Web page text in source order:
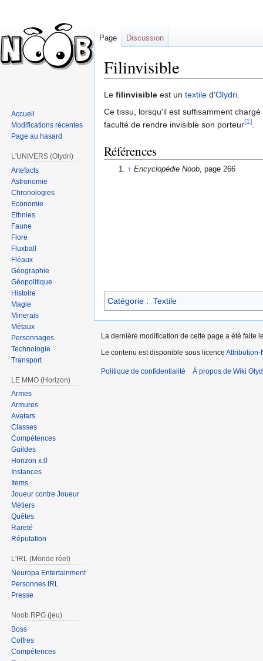
Filinvisible
Sauter
à
la
Sauter
à
la
Le filinvisible est un textile d'Olydri.
Ce tissu, lorsqu'il est suffisamment
faculté de rendre invisible son porteur[1].
Références
↑ Encyclopédie Noob , page 266
Catégorie : Textile
Page Discussion
Accueil
Modifications récentes
Page au hasard
L'UNIVERS (Olydri)
Artefacts
Astronomie
Chronologies
Economie
Ethnies
Faune
Flore
Fluxball
Fléaux
Géographie
Géopolitique
Histoire
Magie
Minerais
Métaux
Personnages
Technologie
Transport
LE MMO (Horizon)
Armes
Armures
Avatars
Classes
Compétences
Guildes
Horizon x.0
Instances
Items
Joueur contre Joueur
Métiers
Quêtes
Rareté
Réputation
L'IRL (Monde réel)
Neuropa Entertainment
Personnes IRL
Presse
Noob RPG (jeu)
Boss
Coffres
Compétences
La dernière modification de cette page a été faite
Le contenu est disponible sous licence Attribution-
Politique de confidentialité À propos de Wiki